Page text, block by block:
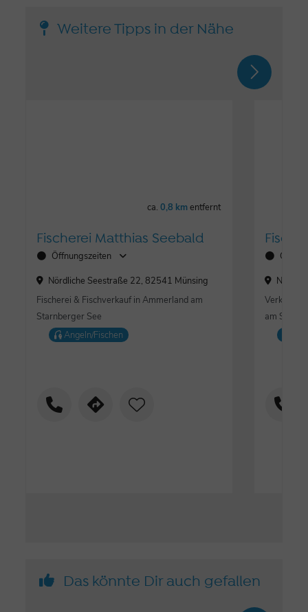
Weitere Tipps in der Nähe
ca.0,8 kmentfernt
Fischerei Matthias Seebald
Öffnungszeiten
Nördliche Seestraße 22, 82541 Münsing
Fischerei & Fischverkauf in Ammerland am
Starnberger See
Angeln/Fischen
am
Das könnte Dir auch gefallen